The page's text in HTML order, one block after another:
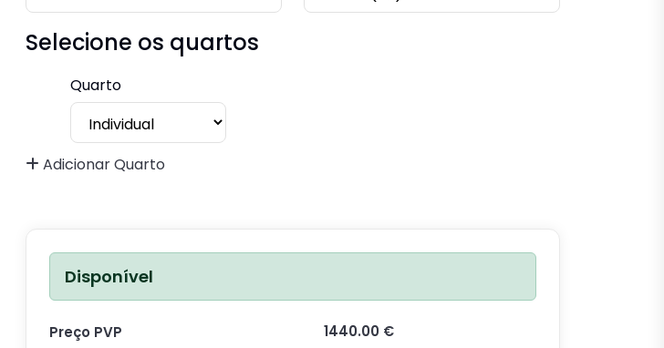
Selecione os quartos
Quarto
Adicionar Quarto
Disponível
Preço PVP 1440.00 €